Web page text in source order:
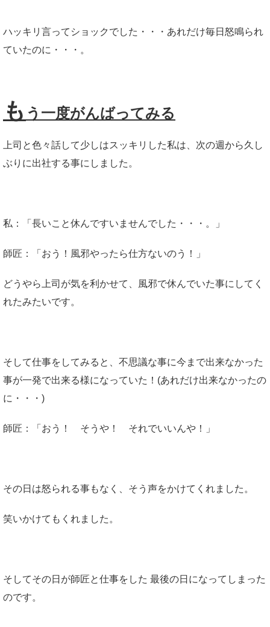
ハッキリ言ってショックでした・・・あれだけ毎日怒鳴られ
ていたのに・・・。
も う一度がんばってみる
上司と色々話して少しはスッキリした私は、次の週から久し
ぶりに出社する事にしました。
私：「長いこと休んですいませんでした・・・。」
師匠：「おう！風邪やったら仕方ないのう！」
どうやら上司が気を利かせて、風邪で休んでいた事にしてく
れたみたいです。
そして仕事をしてみると、不思議な事に今まで出来なかった
事が一発で出来る様になっていた！(あれだけ出来なかったの
に・・・)
師匠：「おう！ そうや！ それでいいんや！」
その日は怒られる事もなく、そう声をかけてくれました。
笑いかけてもくれました。
そしてその日が師匠と仕事をした 最後の日になってしまった
のです。